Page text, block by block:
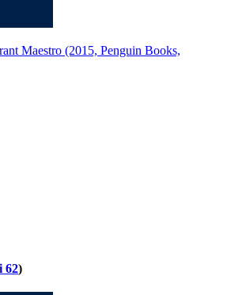
Maestro (2015, Penguin Books,
62)